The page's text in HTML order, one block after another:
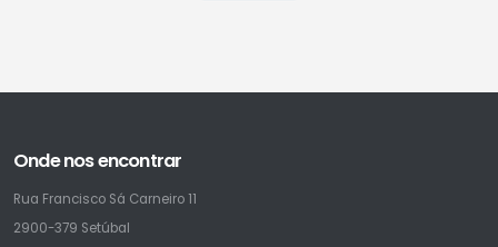
Onde nos encontrar
Rua Francisco Sá Carneiro 11
2900-379 Setúbal